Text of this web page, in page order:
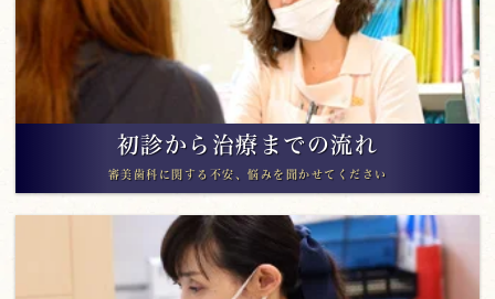
初診から治療までの流れ
審美歯科に関する不安、悩みを聞かせてください